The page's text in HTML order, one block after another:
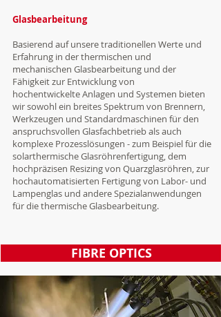
Glasbearbeitung
Basierend auf unsere traditionellen Werte und
Erfahrung in der thermischen und
mechanischen Glasbearbeitung und der
Fähigkeit zur Entwicklung von
hochentwickelteAnlagen und Systemen bieten
wir sowohl ein breites Spektrum von Brennern,
Werkzeugen und Standardmaschinen für den
anspruchsvollen Glasfachbetrieb als auch
komplexe Prozesslösungen -zum Beispiel für die
solarthermische Glasröhrenfertigung, dem
hochpräzisen Resizing von Quarzglasröhren, zur
hochautomatisierten Fertigung von Labor- und
Lampenglas und andere Spezialanwendungen
für die thermische Glasbearbeitung.
FIBRE OPTICS